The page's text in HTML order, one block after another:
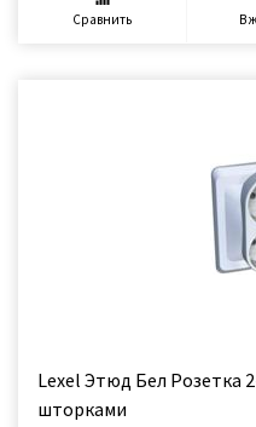
Сравнить В
Lexel Этюд Бел Розетка
шторками